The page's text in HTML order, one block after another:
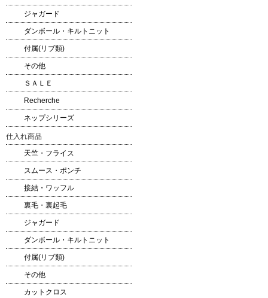
ジャガード
ダンボール・キルトニット
付属(リブ類)
その他
ＳＡＬＥ
Recherche
ネップシリーズ
仕入れ商品
天竺・フライス
スムース・ポンチ
接結・ワッフル
裏毛・裏起毛
ジャガード
ダンボール・キルトニット
付属(リブ類)
その他
カットクロス